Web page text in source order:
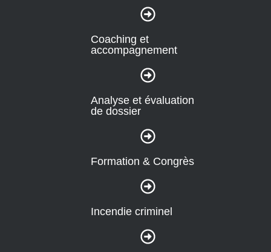
Coaching et
accompagnement
Analyse et évaluation
de dossier
Formation & Congrès
Incendie criminel